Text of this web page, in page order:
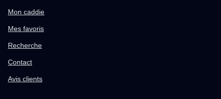
Mon caddie
Mes favoris
Recherche
Contact
Avis clients